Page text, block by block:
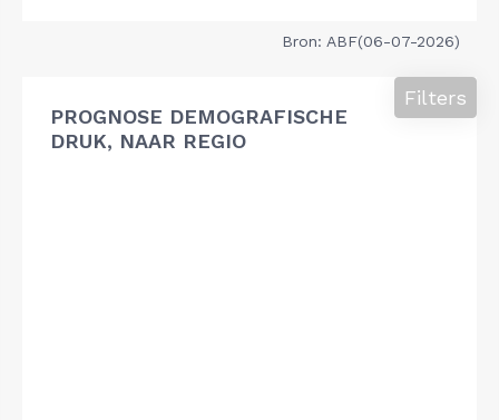
Bron: ABF(06-07-2026)
PROGNOSE DEMOGRAFISCHE
DRUK, NAAR REGIO
Filters